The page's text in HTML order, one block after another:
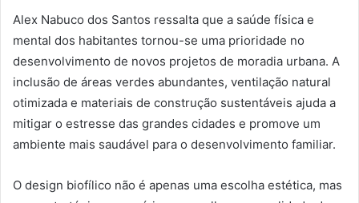
Alex Nabuco dos Santos ressalta que a saúde física e
mental dos habitantes tornou-se uma prioridade no
desenvolvimento de novos projetos de moradia urbana. A
inclusão de áreas verdes abundantes, ventilação natural
otimizada e materiais de construção sustentáveis ajuda a
mitigar o estresse das grandes cidades e promove um
ambiente mais saudável para o desenvolvimento familiar.
O design biofílico não é apenas uma escolha estética, mas